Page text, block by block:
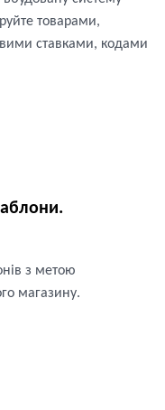
товарами,
ставками, кодами
з метою
магазину.